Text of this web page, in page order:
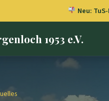
Neu:
1953 e.V.